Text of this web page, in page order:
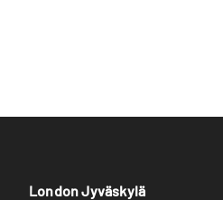
London Jyväskylä